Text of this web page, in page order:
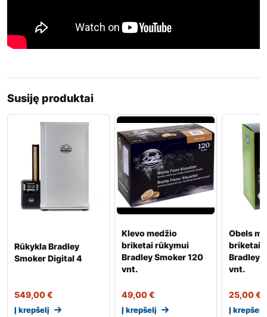
Susiję produktai
Rūkykla Bradley
Smoker Digital 4
549,00€
Į krepšelį
Klevo medžio
briketai rūkymui
Bradley Smoker 120
vnt.
49,00€
Į krepšelį
Obels
briketai
Bradley
vnt.
25,00€
Į krepšelį